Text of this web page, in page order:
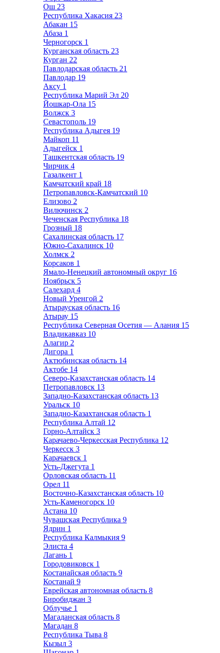
Ош 23
Республика Хакасия 23
Абакан 15
Абаза 1
Черногорск 1
Курганская область 23
Курган 22
Павлодарская область 21
Павлодар 19
Аксу 1
Республика Марий Эл 20
Йошкар-Ола 15
Волжск 3
Севастополь 19
Республика Адыгея 19
Майкоп 11
Адыгейск 1
Ташкентская область 19
Чирчик 4
Газалкент 1
Камчатский край 18
Петропавловск-Камчатский 10
Елизово 2
Вилючинск 2
Чеченская Республика 18
Грозный 18
Сахалинская область 17
Южно-Сахалинск 10
Холмск 2
Корсаков 1
Ямало-Ненецкий автономный округ 16
Ноябрьск 5
Салехард 4
Новый Уренгой 2
Атырауская область 16
Атырау 15
Республика Северная Осетия — Алания 15
Владикавказ 10
Алагир 2
Дигора 1
Актюбинская область 14
Актобе 14
Северо-Казахстанская область 14
Петропавловск 13
Западно-Казахстанская область 13
Уральск 10
Западно-Казахтанская область 1
Республика Алтай 12
Горно-Алтайск 3
Карачаево-Черкесская Республика 12
Черкесск 3
Карачаевск 1
Усть-Джегута 1
Орловская область 11
Орел 11
Восточно-Казахстанская область 10
Усть-Каменогорск 10
Астана 10
Чувашская Республика 9
Ядрин 1
Республика Калмыкия 9
Элиста 4
Лагань 1
Городовиковск 1
Костанайская область 9
Костанай 9
Еврейская автономная область 8
Биробиджан 3
Облучье 1
Магаданская область 8
Магадан 8
Республика Тыва 8
Кызыл 3